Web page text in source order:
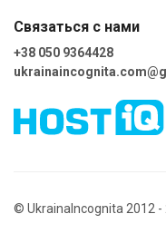
Связаться с нами
+38 050 9364428
© UkrainaIncognita 2012 -